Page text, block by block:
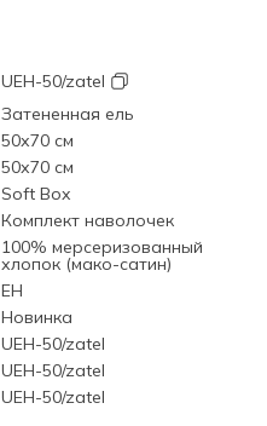
UEH-50/zatel
Затененная ель
50х70 см
50х70 см
Soft Box
Комплект наволочек
100% мерсеризованный
хлопок (мако-сатин)
EH
Новинка
UEH-50/zatel
UEH-50/zatel
UEH-50/zatel